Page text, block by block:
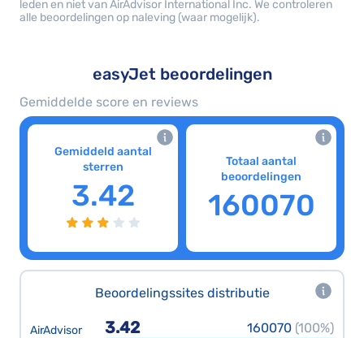
leden en niet van AirAdvisor International Inc. We controleren
alle beoordelingen op naleving (waar mogelijk).
easyJet beoordelingen
Gemiddelde score en reviews
Gemiddeld aantal
sterren
3.42
Totaal aantal
beoordelingen
160070
Beoordelingssites distributie
AirAdvisor 3.42 160070 (100%)